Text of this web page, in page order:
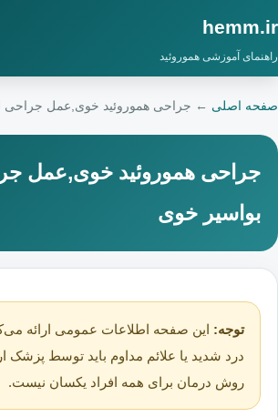
hemm.ir
راهنمای آموزشی هموروئید
صفحه اصلی ← جراحی هموروئید خوی,عمل جراحی
جراحی هموروئید خوی,عمل
بواسیر خوی
توجه: این صفحه اطلاعات عمومی ارائه
درد شدید یا علائم مداوم باید توسط پزشک
روش درمان برای همه افراد یکسان نیست.